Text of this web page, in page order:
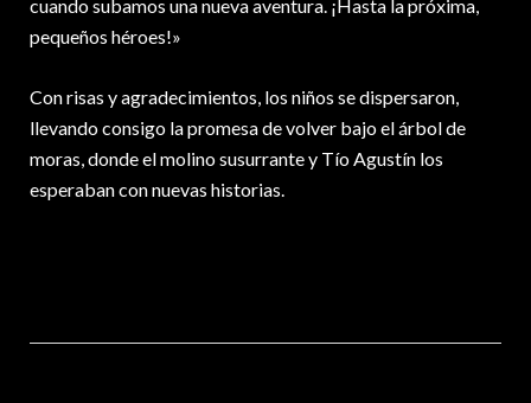
cuando subamos una nueva aventura. ¡Hasta la próxima,
pequeños héroes!»
Con risas y agradecimientos, los niños se dispersaron,
llevando consigo la promesa de volver bajo el árbol de
moras, donde el molino susurrante y Tío Agustín los
esperaban con nuevas historias.